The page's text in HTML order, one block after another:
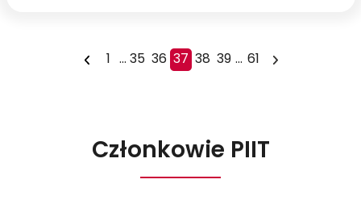
Odbudowy
Ukrainy
1 ...35 36 37 38 39... 61
Członkowie PIIT